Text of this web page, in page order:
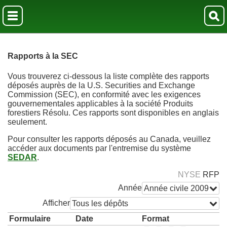
Rapports à la SEC
Vous trouverez ci-dessous la liste complète des rapports
déposés auprès de la U.S. Securities and Exchange
Commission (SEC), en conformité avec les exigences
gouvernementales applicables à la société Produits
forestiers Résolu. Ces rapports sont disponibles en anglais
seulement.
Pour consulter les rapports déposés au Canada, veuillez
accéder aux documents par l'entremise du système
SEDAR.
NYSE RFP
Année Année civile 2009
Afficher Tous les dépôts
Formulaire
Date
Format